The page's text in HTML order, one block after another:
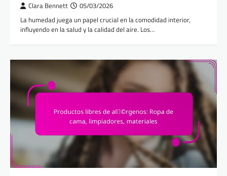
Clara Bennett 05/03/2026
La humedad juega un papel crucial en la comodidad interior,
influyendo en la salud y la calidad del aire. Los…